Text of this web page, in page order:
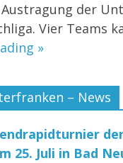
der
Vier Teams
»
– News
25. Juli in Bad